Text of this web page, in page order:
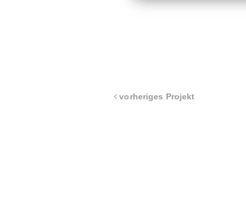
vorheriges Projekt